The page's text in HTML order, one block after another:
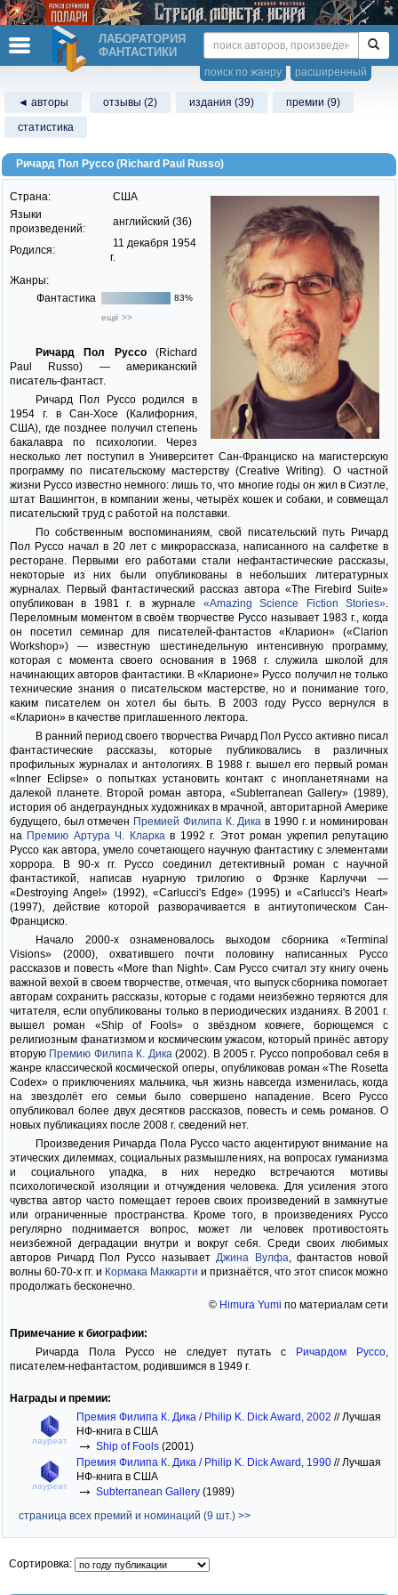
ЛАБОРАТОРИЯ
ФАНТАСТИКИ
расширенный
поиск по жанру
◄ авторы отзывы (2) издания (39)
премии (9)
статистика
Ричард Пол Руссо (Richard Paul Russo)
Страна:
США
Языки
произведений:
английский (36)
Родился:
11 декабря 1954
г.
Жанры:
Фантастика
83%
ещё >>
Ричард Пол Руссо(Richard
Paul Russo) — американский
писатель-фантаст.
Ричард Пол Руссо родился в
1954 г. в Сан-Хосе (Калифорния,
США), где позднее получил степень
бакалавра по психологии. Через
несколько лет поступил в Университет Сан-Франциско на магистерскую
программу по писательскому мастерству (Creative Writing). О частной
жизни Руссо известно немного: лишь то, что многие годы он жил в Сиэтле,
штат Вашингтон, в компании жены, четырёх кошек и собаки, и совмещал
писательский труд с работой на полставки.
По собственным воспоминаниям, свой писательский путь Ричард
Пол Руссо начал в 20 лет с микрорассказа, написанного на салфетке в
ресторане. Первыми его работами стали нефантастические рассказы,
некоторые из них были опубликованы в небольших литературных
журналах. Первый фантастический рассказ автора «The Firebird Suite»
опубликован в 1981 г. в журнале «Amazing Science Fiction Stories».
Переломным моментом в своём творчестве Руссо называет 1983 г., когда
он посетил семинар для писателей-фантастов «Кларион» («Clarion
Workshop») — известную шестинедельную интенсивную программу,
которая с момента своего основания в 1968 г. служила школой для
начинающих авторов фантастики. В «Кларионе» Руссо получил не только
технические знания о писательском мастерстве, но и понимание того,
каким писателем он хотел бы быть. В 2003 году Руссо вернулся в
«Кларион» в качестве приглашенного лектора.
В ранний период своего творчества Ричард Пол Руссо активно писал
фантастические рассказы, которые публиковались в различных
профильных журналах и антологиях. В 1988 г. вышел его первый роман
«Inner Eclipse» о попытках установить контакт с инопланетянами на
далекой планете. Второй роман автора, «Subterranean Gallery» (1989),
история об андеграундных художниках в мрачной, авторитарной Америке
будущего, был отмечен Премией Филипа К. Дика в 1990 г. и номинирован
на Премию Артура Ч. Кларкав 1992 г. Этот роман укрепил репутацию
Руссо как автора, умело сочетающего научную фантастику с элементами
хоррора. В 90-х гг. Руссо соединил детективный роман с научной
фантастикой, написав нуарную трилогию о Фрэнке Карлуччи —
«Destroying Angel» (1992), «Carlucci's Edge» (1995) и «Carlucci's Heart»
(1997), действие которой разворачивается в антиутопическом Сан-
Франциско.
Начало 2000-х ознаменовалось выходом сборника «Terminal
Visions» (2000), охватившего почти половину написанных Руссо
рассказов и повесть «More than Night». Сам Руссо считал эту книгу очень
важной вехой в своем творчестве, отмечая, что выпуск сборника помогает
авторам сохранить рассказы, которые с годами неизбежно теряются для
читателя, если опубликованы только в периодических изданиях. В 2001 г.
вышел роман «Ship of Fools» о звёздном ковчеге, борющемся с
религиозным фанатизмом и космическим ужасом, который принёс автору
вторую Премию Филипа К. Дика(2002). В 2005 г. Руссо попробовал себя в
жанре классической космической оперы, опубликовав роман «The Rosetta
Codex» о приключениях мальчика, чья жизнь навсегда изменилась, когда
на звездолёт его семьи было совершено нападение. Всего Руссо
опубликовал более двух десятков рассказов, повесть и семь романов. О
новых публикациях после 2008 г. сведений нет.
Произведения Ричарда Пола Руссо часто акцентируют внимание на
этических дилеммах, социальных размышлениях, на вопросах гуманизма
и социального упадка, в них нередко встречаются мотивы
психологической изоляции и отчуждения человека. Для усиления этого
чувства автор часто помещает героев своих произведений в замкнутые
или ограниченные пространства. Кроме того, в произведениях Руссо
регулярно поднимается вопрос, может ли человек противостоять
неизбежной деградации внутри и вокруг себя. Среди своих любимых
авторов Ричард Пол Руссо называетДжина Вулфа, фантастов новой
волны 60-70-х гг. и Кормака Маккарти и признаётся, что этот список можно
продолжать бесконечно.
© Himura Yumi по материалам сети
Примечание к биографии:
Ричарда Пола Руссо не следует путать с
Ричардом Руссо,
писателем-нефантастом, родившимся в 1949 г.
Награды и премии:
лауреат
Премия Филипа К. Дика / Philip K. Dick Award, 2002 //Лучшая
НФ-книга в США
→ Ship of Fools (2001)
лауреат
Премия Филипа К. Дика / Philip K. Dick Award, 1990 //Лучшая
НФ-книга в США
→ Subterranean Gallery (1989)
страница всех премий и номинаций (9 шт.) >>
Сортировка: